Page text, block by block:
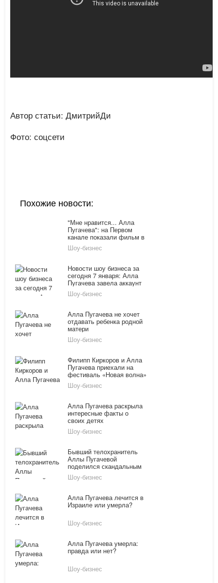
Автор статьи: ДмитрийДи
Фото: соцсети
Похожие новости:
"Мне нравится... Алла
Пугачева": на Первом
канале показали фильм в
честь 67 летия
Примадонны
Шоу-бизнес
Новости шоу бизнеса за
сегодня 7 января: Алла
Пугачева завела аккаунт
в Инстаграм, эксперт
обвинил Шепелева во лжи
Шоу-бизнес
Алла Пугачева не хочет
отдавать ребенка родной
матери
Шоу-бизнес
Филипп Киркоров и Алла
Пугачева приехали на
фестиваль «Новая волна»
в Сочи
Шоу-бизнес
Алла Пугачева раскрыла
интересные факты о
своих детях
Шоу-бизнес
Бывший телохранитель
Аллы Пугачевой
поделился скандальным
разоблачением
Шоу-бизнес
Алла Пугачева лечится в
Израиле или умерла?
Шоу-бизнес
Алла Пугачева умерла:
правда или нет?
Шоу-бизнес